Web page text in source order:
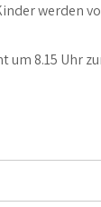
werden
um 8.15 Uhr